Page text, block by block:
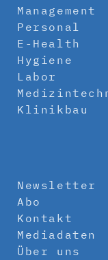
Management
Personal
E-Health
Hygiene
Labor
Klinikbau
Newsletter
Abo
Kontakt
Mediadaten
Über uns